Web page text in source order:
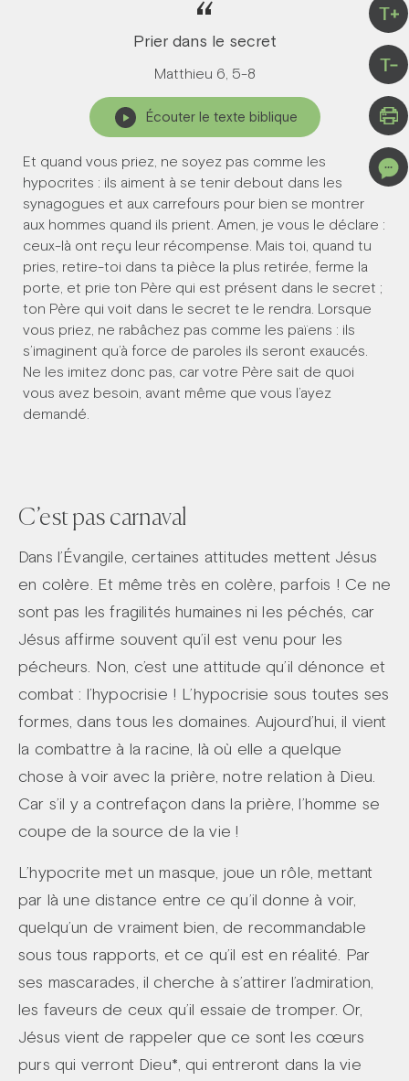
T+
T-
“
Prier dans le secret
Matthieu 6, 5-8
Écouter le texte biblique
Et quand vous priez, ne soyez pas comme les
hypocrites : ils aiment à se tenir debout dans les
synagogues et aux carrefours pour bien se montrer
aux hommes quand ils prient. Amen, je vous le déclare :
ceux-là ont reçu leur récompense. Mais toi, quand tu
pries, retire-toi dans ta pièce la plus retirée, ferme la
porte, et prie ton Père qui est présent dans le secret ;
ton Père qui voit dans le secret te le rendra. Lorsque
vous priez, ne rabâchez pas comme les païens : ils
s’imaginent qu’à force de paroles ils seront exaucés.
Ne les imitez donc pas, car votre Père sait de quoi
vous avez besoin, avant même que vous l’ayez
demandé.
C’est pas carnaval
Dans l’Évangile, certaines attitudes mettent Jésus
en colère. Et même très en colère, parfois ! Ce ne
sont pas les fragilités humaines ni les péchés, car
Jésus affirme souvent qu’il est venu pour les
pécheurs. Non, c’est une attitude qu’il dénonce et
combat : l’hypocrisie ! L’hypocrisie sous toutes ses
formes, dans tous les domaines. Aujourd’hui, il vient
la combattre à la racine, là où elle a quelque
chose à voir avec la prière, notre relation à Dieu.
Car s’il y a contrefaçon dans la prière, l’homme se
coupe de la source de la vie !
L’hypocrite met un masque, joue un rôle, mettant
par là une distance entre ce qu’il donne à voir,
quelqu’un de vraiment bien, de recommandable
sous tous rapports, et ce qu’il est en réalité. Par
ses mascarades, il cherche à s’attirer l’admiration,
les faveurs de ceux qu’il essaie de tromper. Or,
Jésus vient de rappeler que ce sont les cœurs
purs qui verront Dieu*, qui entreront dans la vie